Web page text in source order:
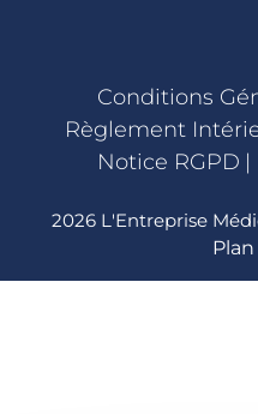
Conditions
Règlement
Notice RGPD |
2026 L'Entreprise